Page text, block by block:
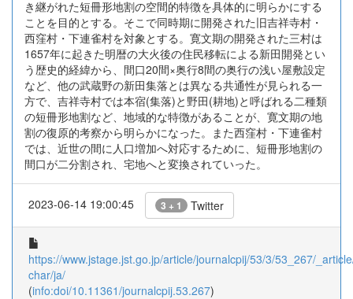
き継がれた短冊形地割の空間的特徴を具体的に明らかにする
ことを目的とする。そこで同時期に開発された旧吉祥寺村・
西窪村・下連雀村を対象とする。寛文期の開発された三村は
1657年に起きた明暦の大火後の住民移転による新田開発とい
う歴史的経緯から、間口20間×奥行8間の奥行の浅い屋敷設定
など、他の武蔵野の新田集落とは異なる共通性が見られる一
方で、吉祥寺村では本宿(集落)と野田(耕地)と呼ばれる二種類
の短冊形地割など、地域的な特徴があることが、寛文期の地
割の復原的考察から明らかになった。また西窪村・下連雀村
では、近世の間に人口増加へ対応するために、短冊形地割の
間口が二分割され、宅地へと変換されていった。
2023-06-14 19:00:45 3 + 1 Twitter
https://www.jstage.jst.go.jp/article/journalcpij/53/3/53_267/
char/ja/
(info:doi/10.11361/journalcpij.53.267)